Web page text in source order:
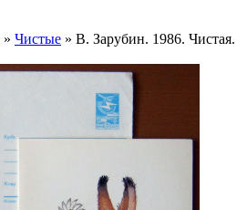
» Чистые » В. Зарубин. 1986. Чистая.